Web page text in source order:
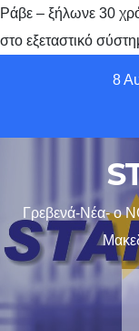
Ράβε – ξήλωνε 30
στο εξεταστικό
8
Γρεβενά-Νέα- ο